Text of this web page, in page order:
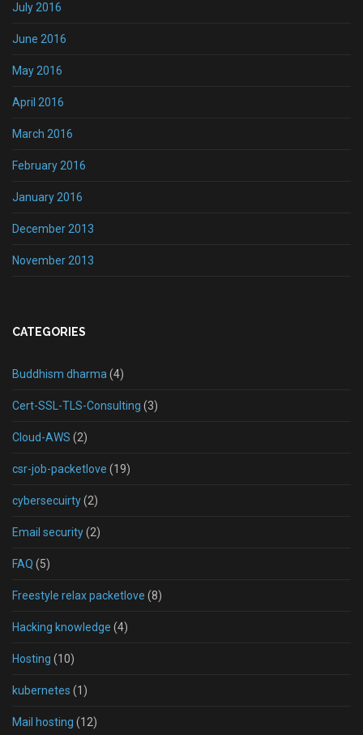
July 2016
June 2016
May 2016
April 2016
March 2016
February 2016
January 2016
December 2013
November 2013
CATEGORIES
Buddhism dharma(4)
Cert-SSL-TLS-Consulting (3)
Cloud-AWS (2)
csr-job-packetlove (19)
cybersecuirty(2)
Email security(2)
FAQ (5)
Freestyle relax packetlove (8)
Hacking knowledge (4)
Hosting (10)
kubernetes (1)
Mail hosting (12)